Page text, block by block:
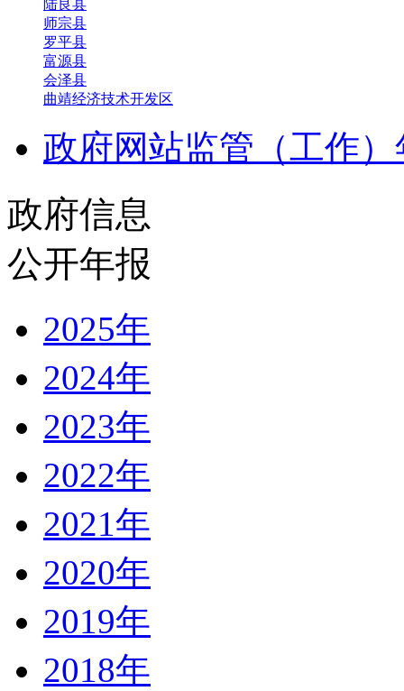
陆良县
师宗县
罗平县
富源县
会泽县
曲靖经济技术开发区
政府网站监管（工作
政府信息
公开年报
2025年
2024年
2023年
2022年
2021年
2020年
2019年
2018年